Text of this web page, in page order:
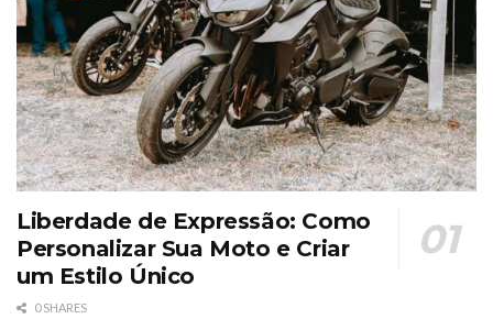
Liberdade de Expressão: Como
Personalizar Sua Moto e Criar
um Estilo Único
0 SHARES